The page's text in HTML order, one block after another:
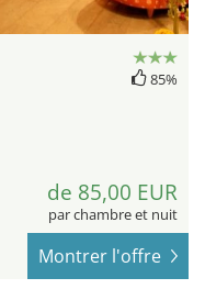
85%
de 85,00 EUR
par chambre et nuit
Montrer l'offre